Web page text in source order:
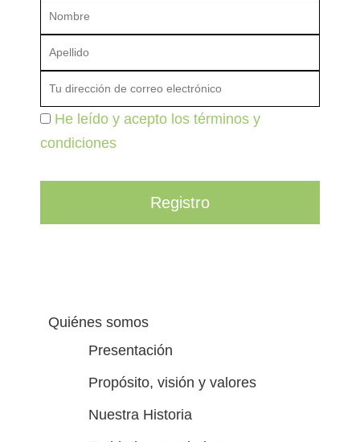
He leído y acepto los términos y
condiciones
Quiénes somos
Presentación
Propósito, visión y valores
Nuestra Historia